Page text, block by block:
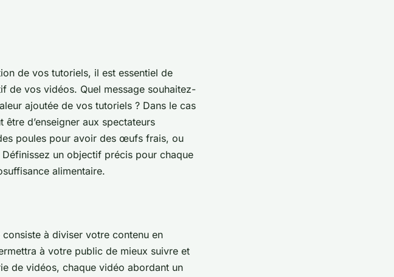
de vos tutoriels, il est essentiel de
de vos vidéos. Quel message souhaitez-
ajoutée de vos tutoriels ? Dans le cas
d’enseigner aux spectateurs
poules pour avoir des œufs frais, ou
un objectif précis pour chaque
alimentaire.
à diviser votre contenu en
à votre public de mieux suivre et
de vidéos, chaque vidéo abordant un